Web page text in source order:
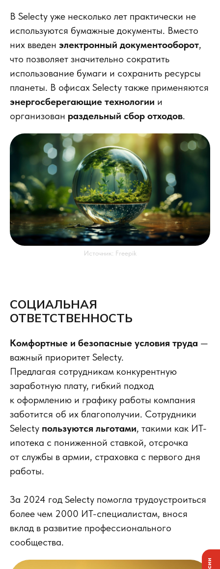
В Selecty уже несколько лет практически не
используются бумажные документы. Вместо
них введен электронный документооборот,
что позволяет значительно сократить
использование бумаги и сохранить ресурсы
планеты. В офисах Selecty также применяются
энергосберегающие технологии и
организован раздельный сбор отходов.
Источник: Freepik
СОЦИАЛЬНАЯ
ОТВЕТСТВЕННОСТЬ
Комфортные и безопасные условия труда —
важный приоритет Selecty.
Предлагая сотрудникам конкурентную
заработную плату, гибкий подход
к оформлению и графику работы компания
заботится об их благополучии. Сотрудники
Selecty пользуются льготами, такими как ИТ-
ипотека с пониженной ставкой, отсрочка
от службы в армии, страховка с первого дня
работы.
За 2024 год Selecty помогла трудоустроиться
более чем 2000 ИТ-специалистам, внося
вклад в развитие профессионального
сообщества.